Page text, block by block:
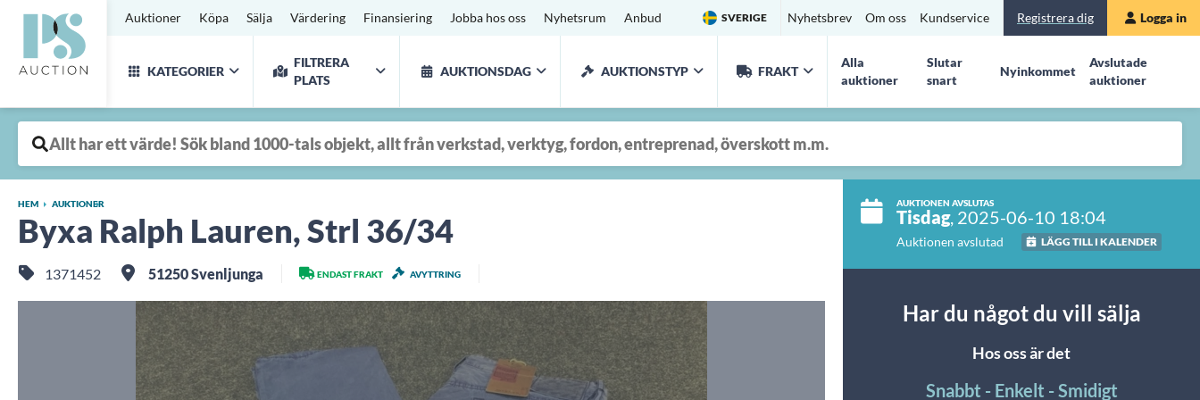
Auktioner Köpa Sälja Värdering Finansiering Jobba hos oss Nyhetsrum Anbud SVERIGE Nyhetsbrev Om oss Kundservice Registrera dig Logga in
KATEGORIER
FILTRERA
PLATS
AUKTIONSDAG AUKTIONSTYP FRAKT
Alla
auktioner
Slutar
snart
Nyinkommet
Avslutade
auktioner
AUKTIONEN AVSLUTAS
Tisdag, 2025-06-10 18:04
Auktionen avslutad LÄGG TILL I KALENDER
Har du något du vill sälja
Hos oss är det
Snabbt - Enkelt - Smidigt
HEM AUKTIONER
Byxa Ralph Lauren, Strl 36/34
1371452 51250 Svenljunga ENDAST FRAKT AVYTTRING